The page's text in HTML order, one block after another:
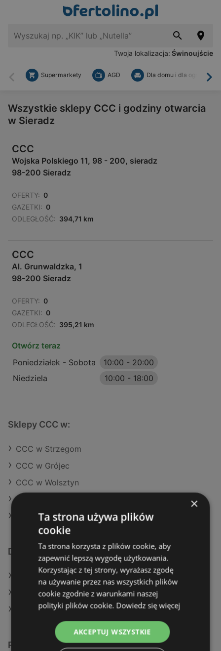
Twoja lokalizacja: Świnoujście
Wstecz
Supermarkety AGD Dla domu i dla ogrodu
Wszystkie sklepy CCC i godziny otwarcia
w Sieradz
CCC
Wojska Polskiego 11, 98 - 200, sieradz
98-200 Sieradz
OFERTY: 0
GAZETKI: 0
ODLEGŁOŚĆ: 394,71 km
CCC
Al. Grunwaldzka, 1
98-200 Sieradz
OFERTY: 0
GAZETKI: 0
ODLEGŁOŚĆ: 395,21 km
Otwórz teraz
Poniedziałek - Sobota
10:00 - 20:00
Niedziela
10:00 - 18:00
Sklepy CCC w:
CCC w Strzegom
CCC w Grójec
CCC w Wolsztyn
CCC w Świdwin (Gmina)
CCC w Pszczyna
Dodatkowe łącza
Oferty KiK
Aktualne gazetki KiK
Sklepy CCC w Police
Podobne sklepy detaliczne
×
Ta strona używa plików
cookie
Ta strona korzysta z plików cookie, aby
zapewnić lepszą wygodę użytkowania.
Korzystając z tej strony, wyrażasz zgodę
na używanie przez nas wszystkich plików
cookie zgodnie z warunkami naszej
polityki plików cookie. Dowiedz się więcej
AKCEPTUJ WSZYSTKIE